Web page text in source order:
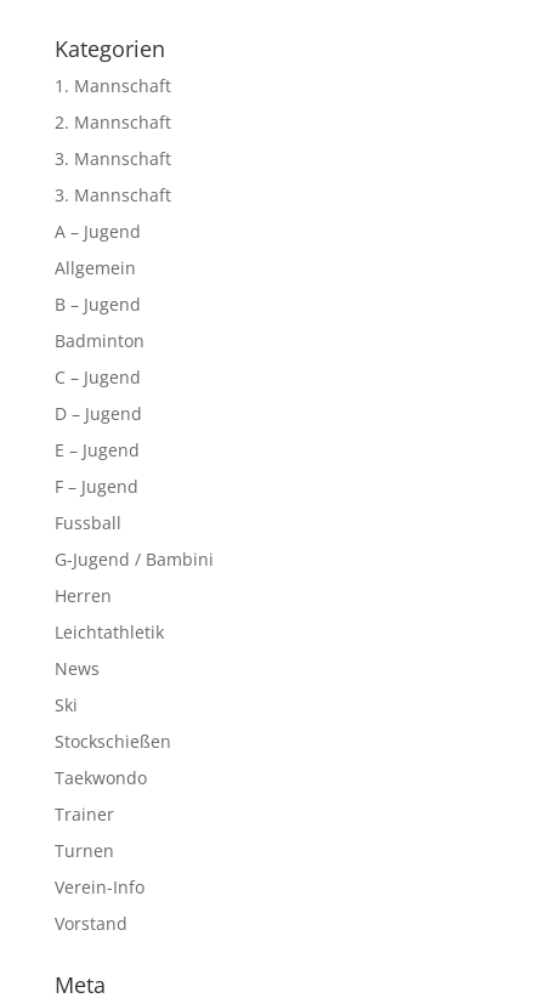
Kategorien
1. Mannschaft
2. Mannschaft
3. Mannschaft
3. Mannschaft
A – Jugend
Allgemein
B – Jugend
Badminton
C – Jugend
D – Jugend
E – Jugend
F – Jugend
Fussball
G-Jugend / Bambini
Herren
Leichtathletik
News
Ski
Stockschießen
Taekwondo
Trainer
Turnen
Verein-Info
Vorstand
Meta